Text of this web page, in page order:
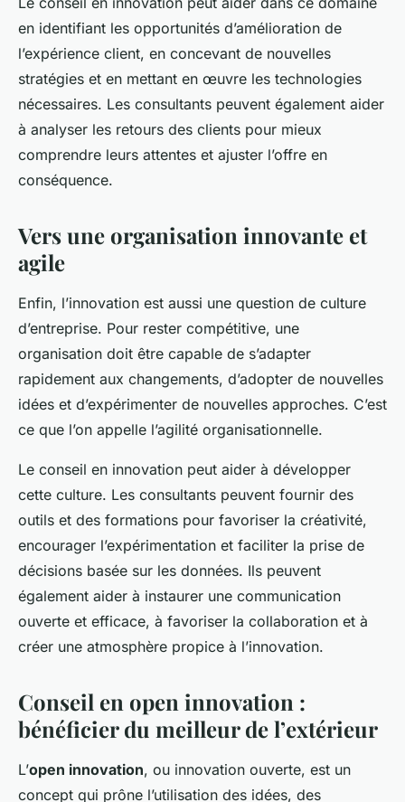
en identifiant les opportunités d’amélioration de
l’expérience client, en concevant de nouvelles
stratégies et en mettant en œuvre les technologies
nécessaires. Les consultants peuvent également aider
à analyser les retours des clients pour mieux
comprendre leurs attentes et ajuster l’offre en
conséquence.
Vers une organisation innovante et
agile
Enfin, l’innovation est aussi une question de culture
d’entreprise. Pour rester compétitive, une
organisation doit être capable de s’adapter
rapidement aux changements, d’adopter de nouvelles
idées et d’expérimenter de nouvelles approches. C’est
ce que l’on appelle l’agilité organisationnelle.
Le conseil en innovation peut aider à développer
cette culture. Les consultants peuvent fournir des
outils et des formations pour favoriser la créativité,
encourager l’expérimentation et faciliter la prise de
décisions basée sur les données. Ils peuvent
également aider à instaurer une communication
ouverte et efficace, à favoriser la collaboration et à
créer une atmosphère propice à l’innovation.
Conseil en open innovation :
bénéficier du meilleur de l’extérieur
L’open innovation, ou innovation ouverte, est un
concept qui prône l’utilisation des idées, des